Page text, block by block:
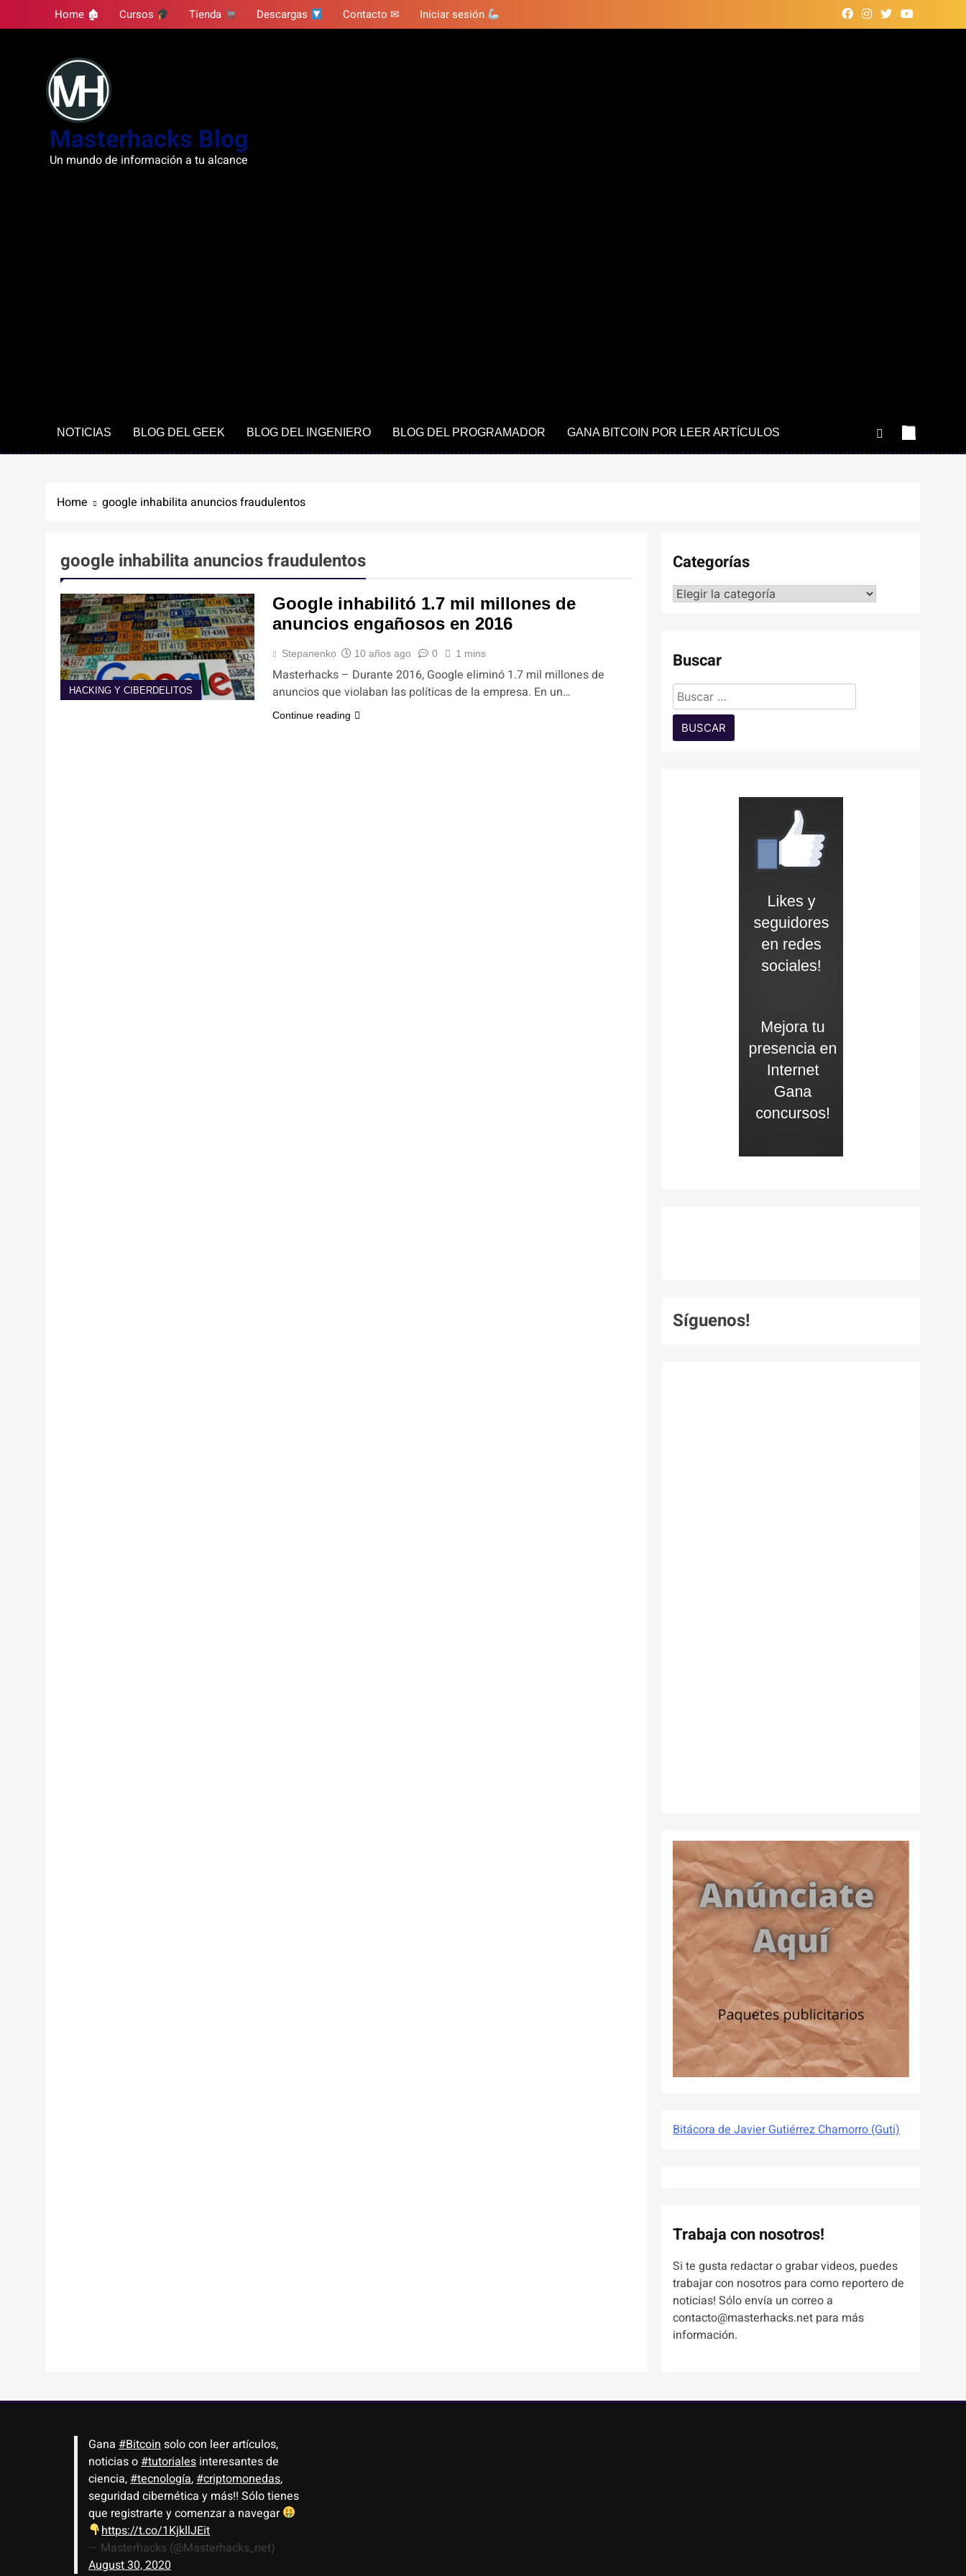
to
Home 🏚 Cursos Tienda Descargas Contacto ✉ Iniciar sesión
Masterhacks Blog
Un mundo de información a tu alcance
NOTICIAS BLOG DEL GEEK BLOG DEL INGENIERO BLOG DEL PROGRAMADOR GANA BITCOIN POR LEER ARTÍCULOS
Home google inhabilita anuncios fraudulentos
google inhabilita anuncios fraudulentos
HACKING Y CIBERDELITOS
Google inhabilitó 1.7 mil millones de
anuncios engañosos en 2016
Stepanenko 10 años ago 0 1 mins
Masterhacks – Durante 2016, Google eliminó 1.7 mil millones de
anuncios que violaban las políticas de la empresa. En un…
Continue reading
Categorías
Categorías
Buscar
Buscar:
Síguenos!
Bitácora de Javier Gutiérrez Chamorro (Guti)
Trabaja con nosotros!
Si te gusta redactar o grabar videos, puedes
trabajar con nosotros para como reportero de
noticias! Sólo envía un correo a
contacto@masterhacks.net para más
información.
Gana #Bitcoin solo con leer artículos,
noticias o #tutoriales interesantes de
ciencia, #tecnología, #criptomonedas,
seguridad cibernética y más!! Sólo tienes
que registrarte y comenzar a navegar
https://t.co/1KjkllJEit
— Masterhacks (@Masterhacks_net)
August 30, 2020